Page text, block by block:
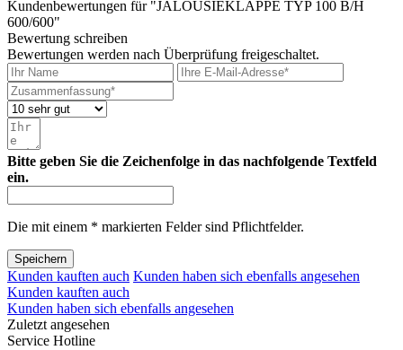
Kundenbewertungen für "JALOUSIEKLAPPE TYP 100 B/H
600/600"
Bewertung schreiben
Bewertungen werden nach Überprüfung freigeschaltet.
Bitte geben Sie die Zeichenfolge in das nachfolgende Textfeld
ein.
Die mit einem * markierten Felder sind Pflichtfelder.
Speichern
Kunden kauften auch Kunden haben sich ebenfalls angesehen
Kunden kauften auch
Kunden haben sich ebenfalls angesehen
Zuletzt angesehen
Service Hotline